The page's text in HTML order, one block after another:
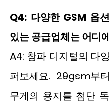
Q4: 다양한 GSM 옵
있는 공급업체는 어디
A4: 창파 디지털의 다
펴보세요. 29gsm부
무게의 용지를 첨단